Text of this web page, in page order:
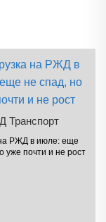
Транспорт
РЖД в июле: еще
уже почти и не рост